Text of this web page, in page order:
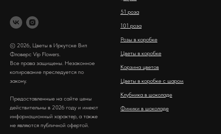
© 2026, Цветы в Иркутске Вип
Фловерс Vip Flowers.
Все права защищены. Незаконное
копирование преследуется по
закону.
Предоставленные на сайте цены
действительны в 2026 году и имеют
информационный характер, а также
не являются публичной офертой.
51 роза
101 роза
Розы в коробке
Цветы в коробке
Корзина цветов
Цветы в коробке с шаром
Клубника в шоколаде
Финики в шоколаде